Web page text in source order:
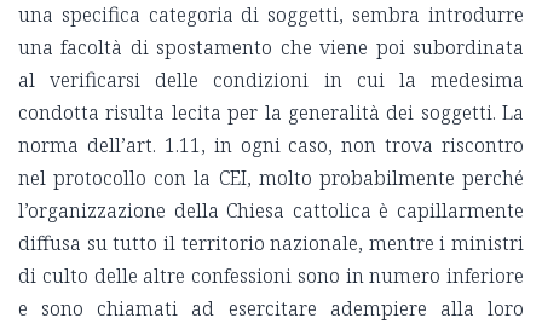
una specifica categoria di soggetti, sembra introdurre
una facoltà di spostamento che viene poi subordinata
al verificarsi delle condizioni in cui la medesima
condotta risulta lecita per la generalità dei soggetti. La
norma dell’art. 1.11, in ogni caso, non trova riscontro
nel protocollo con la CEI, molto probabilmente perché
l’organizzazione della Chiesa cattolica è capillarmente
diffusa su tutto il territorio nazionale, mentre i ministri
di culto delle altre confessioni sono in numero inferiore
e sono chiamati ad esercitare adempiere alla loro